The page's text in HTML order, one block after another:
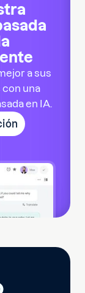
a sus
una
en IA.